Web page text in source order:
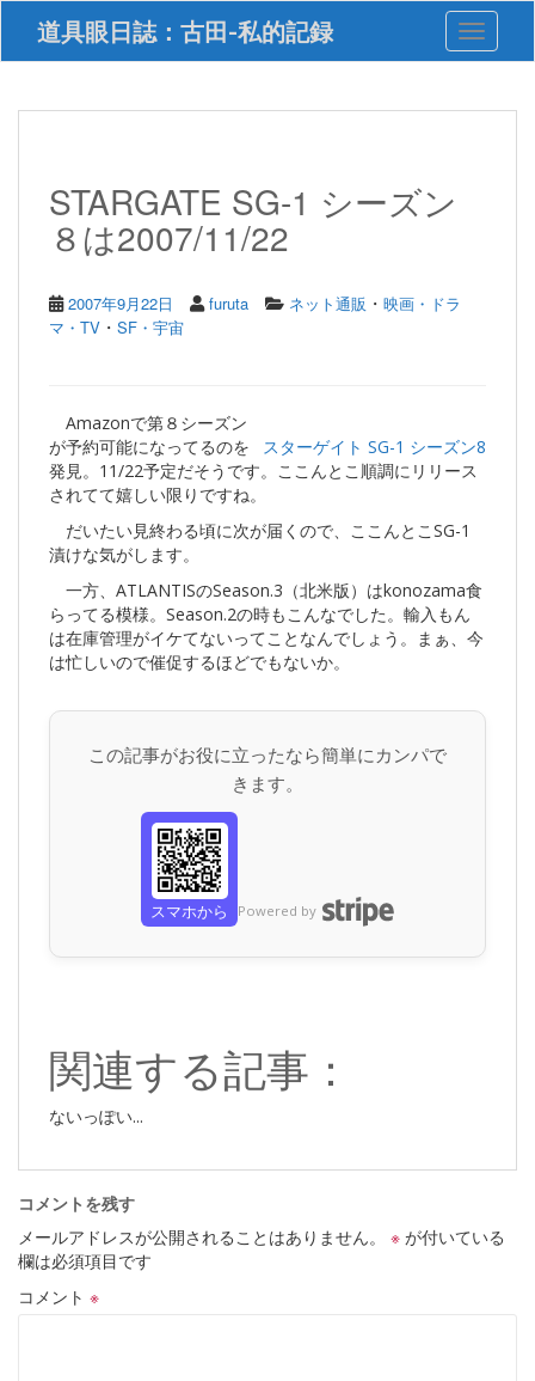
i
道具眼日誌：古田-私的記録 Toggle
STARGATE SG-1 シーズン
８は2007/11/22
2007年9月22日 furuta ネット通販 ・ 映画・ドラ
マ・TV ・ SF・宇宙
スターゲイト SG-1 シーズン8
Amazonで第８シーズン
が予約可能になってるのを
発見。11/22予定だそうです。ここんとこ順調にリリース
されてて嬉しい限りですね。
だいたい見終わる頃に次が届くので、ここんとこSG-1
漬けな気がします。
一方、ATLANTISのSeason.3（北米版）はkonozama食
らってる模様。Season.2の時もこんなでした。輸入もん
は在庫管理がイケてないってことなんでしょう。まぁ、今
は忙しいので催促するほどでもないか。
この記事がお役に立ったなら簡単にカンパで
きます。
スマホから Powered by
関連する記事：
ないっぽい...
コメントを残す
メールアドレスが公開されることはありません。
※ が付いている
欄は必須項目です
コメント ※